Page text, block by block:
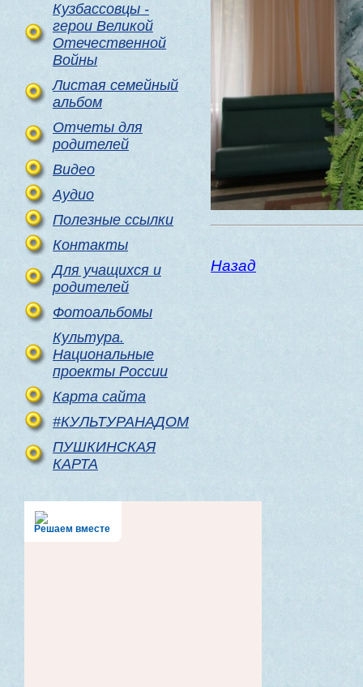
Кузбассовцы -
герои Великой
Отечественной
Войны
Листая семейный
альбом
Отчеты для
родителей
Видео
Аудио
Полезные ссылки
Контакты
Для учащихся и
родителей
Фотоальбомы
Культура.
Национальные
проекты России
Карта сайта
#КУЛЬТУРАНАДОМ
ПУШКИНСКАЯ
КАРТА
Решаем вместе
Назад